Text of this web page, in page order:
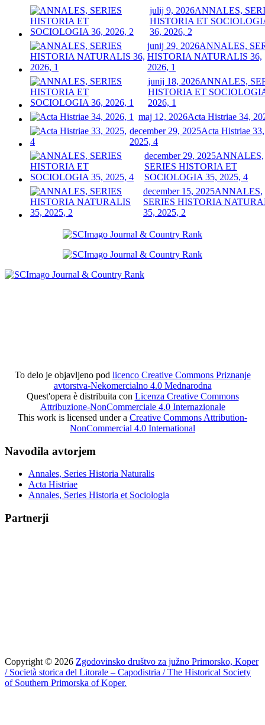
julij 9, 2026ANNALES,
HISTORIA ET
36, 2026, 2
junij 29, 2026ANNALES,
HISTORIA NATURALIS 36,
2026, 1
junij 18, 2026ANNALES,
HISTORIA ET
2026, 1
maj 12, 2026Acta Histriae 34,
december 29, 2025Acta Histriae 33,
2025, 4
december 29, 2025ANNALES,
SERIES HISTORIA ET
SOCIOLOGIA 35, 2025, 4
december 15, 2025ANNALES,
SERIES HISTORIA
35, 2025, 2
To delo je objavljeno pod licenco Creative Commons Priznanje
avtorstva-Nekomercialno 4.0 Mednarodna
Quest'opera è distribuita con Licenza Creative Commons
Attribuzione-NonCommerciale 4.0 Internazionale
This work is licensed under a Creative Commons Attribution-
NonCommercial 4.0 International
Navodila avtorjem
Annales, Series Historia Naturalis
Acta Histriae
Annales, Series Historia et Sociologia
Partnerji
Copyright © 2026 Zgodovinsko društvo za južno Primorsko, Koper
/ Società storica del Litorale – Capodistria / The Historical Society
of Southern Primorska of Koper.